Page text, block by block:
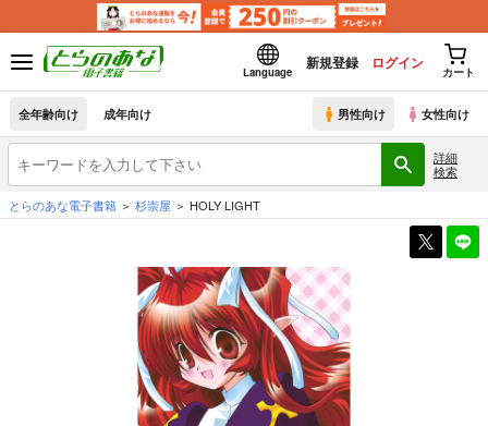
Language
新規登録 ログイン
カート
全年齢向け 成年向け 男性向け 女性向け
詳細
検索
とらのあな電子書籍
杉崇屋 HOLY LIGHT